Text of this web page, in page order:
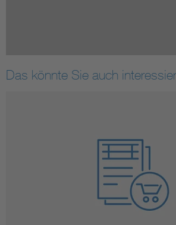
Das könnte Sie auch